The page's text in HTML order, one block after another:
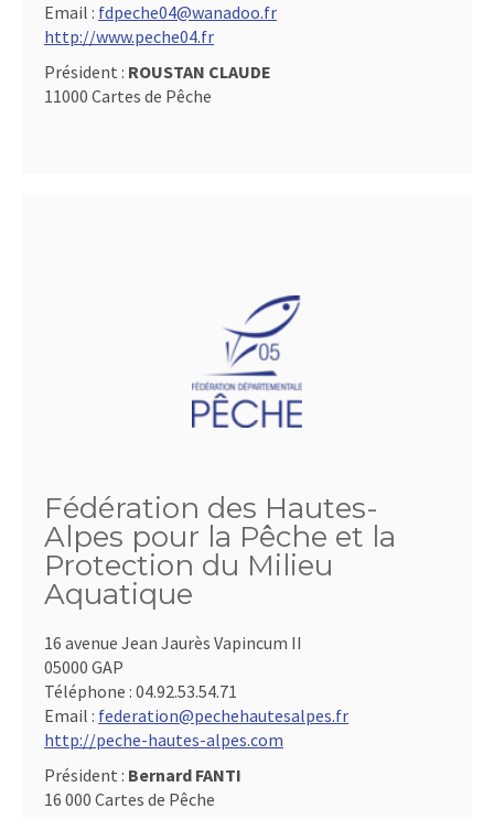
Email : fdpeche04@wanadoo.fr
http://www.peche04.fr
Président : ROUSTAN CLAUDE
11000 Cartes de Pêche
Fédération des Hautes-
Alpes pour la Pêche et la
Protection du Milieu
Aquatique
16 avenue Jean Jaurès Vapincum II
05000 GAP
Téléphone : 04.92.53.54.71
Email : federation@pechehautesalpes.fr
http://peche-hautes-alpes.com
Président : Bernard FANTI
16 000 Cartes de Pêche